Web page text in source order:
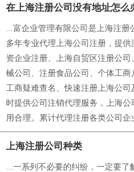
在上海注册公司没有地址怎么
...富企业管理有限公司是上海注
多年专业代理上海公司注册，提
资企业注册、上海自贸区注册公
械公司、注册食品公司、个体工
工商疑难查名、快速注册上海公
时提供公司注销代理服务，上海
用合理。累计代理注册各类公司企
上海注册公司种类
...一系列不必要的纠纷，一定